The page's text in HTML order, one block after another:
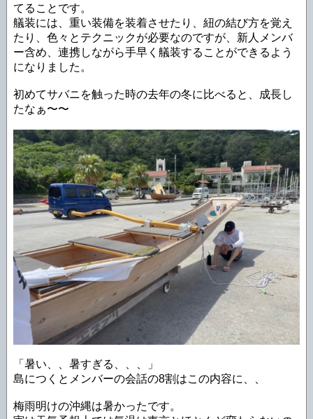
てることです。
艤装には、重い装備を装着させたり、紐の結び方を覚え
たり、色々とテクニックが必要なのですが、新人メンバ
ー含め、連携しながら手早く艤装することができるよう
になりました。
初めてサバニを触った時の去年の冬に比べると、成長し
たなぁ〜〜
「暑い、、暑すぎる、、、」
島につくとメンバーの会話の8割はこの内容に、、
梅雨明けの沖縄は暑かったです。